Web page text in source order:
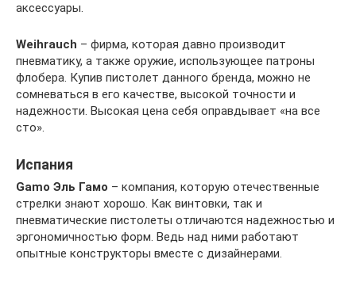
аксессуары.
Weihrauch – фирма, которая давно производит
пневматику, а также оружие, использующее патроны
флобера. Купив пистолет данного бренда, можно не
сомневаться в его качестве, высокой точности и
надежности. Высокая цена себя оправдывает «на все
сто».
Испания
Gamo Эль Гамо – компания, которую отечественные
стрелки знают хорошо. Как винтовки, так и
пневматические пистолеты отличаются надежностью и
эргономичностью форм. Ведь над ними работают
опытные конструкторы вместе с дизайнерами.